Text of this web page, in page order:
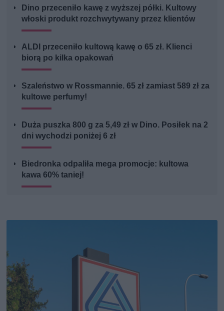
Dino przeceniło kawę z wyższej półki. Kultowy
włoski produkt rozchwytywany przez klientów
ALDI przeceniło kultową kawę o 65 zł. Klienci
biorą po kilka opakowań
Szaleństwo w Rossmannie. 65 zł zamiast 589 zł za
kultowe perfumy!
Duża puszka 800 g za 5,49 zł w Dino. Posiłek na 2
dni wychodzi poniżej 6 zł
Biedronka odpaliła mega promocje: kultowa
kawa 60% taniej!